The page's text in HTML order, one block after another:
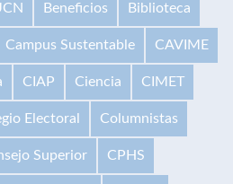
Beneficios Biblioteca
Campus Sustentable CAVIME
CIAP Ciencia CIMET
Electoral Columnistas
Superior CPHS